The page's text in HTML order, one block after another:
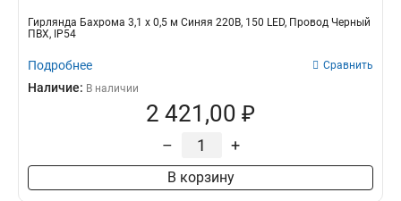
Гирлянда Бахрома 3,1 x 0,5 м Синяя 220В, 150 LED, Провод Черный
ПВХ, IP54
Подробнее Сравнить
Наличие: В наличии
2 421,00 ₽
– +
В корзину